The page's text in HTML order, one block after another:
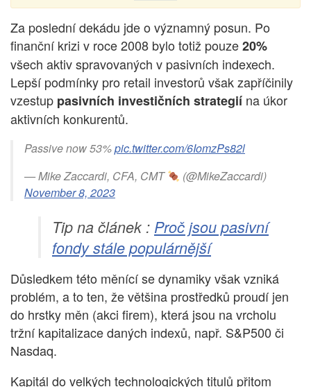
Za poslední dekádu jde o významný posun. Po
finanční krizi v roce 2008 bylo totiž pouze20%
všech aktiv spravovaných v pasivních indexech.
Lepší podmínky pro retail investorů však zapříčinily
vzestup pasivních investičních strategií na úkor
aktivních konkurentů.
Passive now 53%pic.twitter.com/6IomzPs82l
— Mike Zaccardi, CFA, CMT
(@MikeZaccardi)
November 8, 2023
Tip na článek : Proč jsou pasivní
fondy stále populárnější
Důsledkem této měnící se dynamiky však vzniká
problém, a to ten, že většina prostředků proudí jen
do hrstky měn (akci firem), která jsou na vrcholu
tržní kapitalizace daných indexů, např. S&P500 či
Nasdaq.
Kapitál do velkých technologických titulů přitom